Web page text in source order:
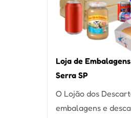
Loja de
Serra SP
O Lojão dos
embalagens e